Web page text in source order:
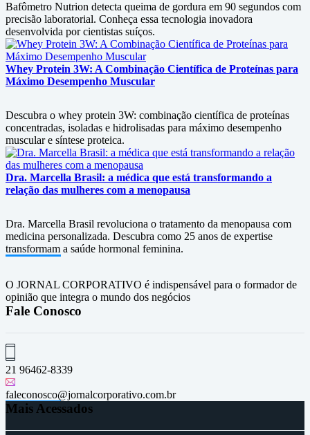
Bafômetro Nutrion detecta queima de gordura em 90 segundos com
precisão laboratorial. Conheça essa tecnologia inovadora
desenvolvida por cientistas suíços.
Whey Protein 3W: A Combinação Científica de Proteínas para
Máximo Desempenho Muscular
Descubra o whey protein 3W: combinação científica de proteínas
concentradas, isoladas e hidrolisadas para máximo desempenho
muscular e síntese proteica.
Dra. Marcella Brasil: a médica que está transformando a
relação das mulheres com a menopausa
Dra. Marcella Brasil revoluciona o tratamento da menopausa com
medicina personalizada. Descubra como 25 anos de expertise
transformam a saúde hormonal feminina.
O JORNAL CORPORATIVO é indispensável para o formador de
opinião que integra o mundo dos negócios
Fale Conosco
21 96462-8339
faleconosco@jornalcorporativo.com.br
Mais Acessados